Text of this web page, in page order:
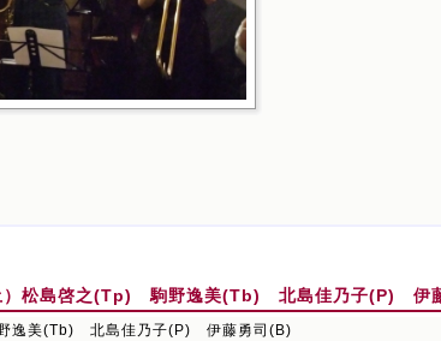
）松島啓之(Tp) 駒野逸美(Tb) 北島佳乃子(P) 伊
逸美(Tb) 北島佳乃子(P) 伊藤勇司(B)